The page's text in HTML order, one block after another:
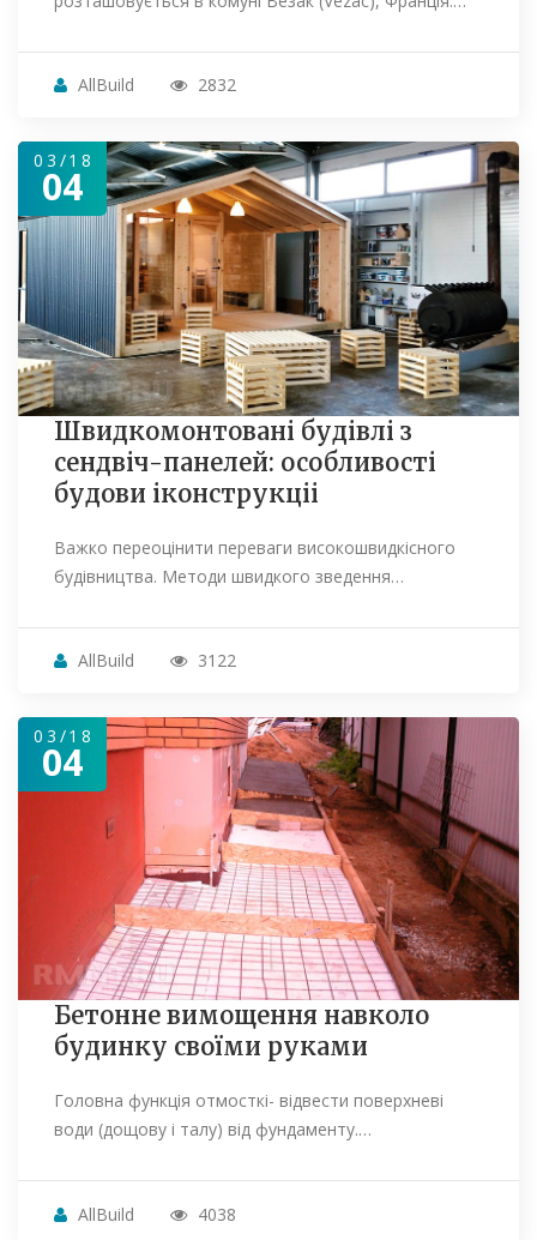
AllBuild 2832
03/18
04
Швидкомонтовані будівлі з
сендвіч-панелей: особливості
будови іконструкціі
Важко переоцінити переваги високошвидкісного
будівництва. Методи швидкого зведення…
AllBuild 3122
03/18
04
Бетонне вимощення навколо
будинку своїми руками
Головна функція отмосткі- відвести поверхневі
води (дощову і талу) від фундаменту.…
AllBuild 4038